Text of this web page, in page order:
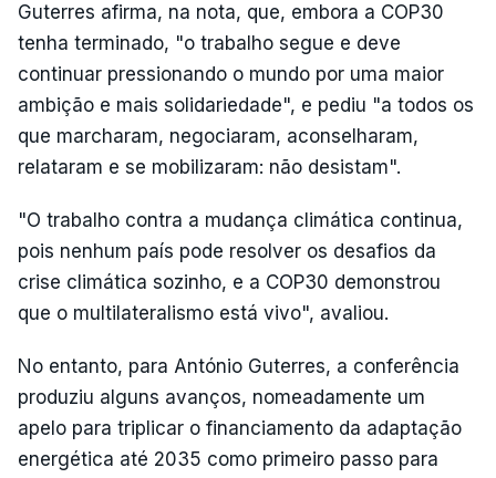
Guterres afirma, na nota, que, embora a COP30
tenha terminado, "o trabalho segue e deve
continuar pressionando o mundo por uma maior
ambição e mais solidariedade", e pediu "a todos os
que marcharam, negociaram, aconselharam,
relataram e se mobilizaram: não desistam".
"O trabalho contra a mudança climática continua,
pois nenhum país pode resolver os desafios da
crise climática sozinho, e a COP30 demonstrou
que o multilateralismo está vivo", avaliou.
No entanto, para António Guterres, a conferência
produziu alguns avanços, nomeadamente um
apelo para triplicar o financiamento da adaptação
energética até 2035 como primeiro passo para